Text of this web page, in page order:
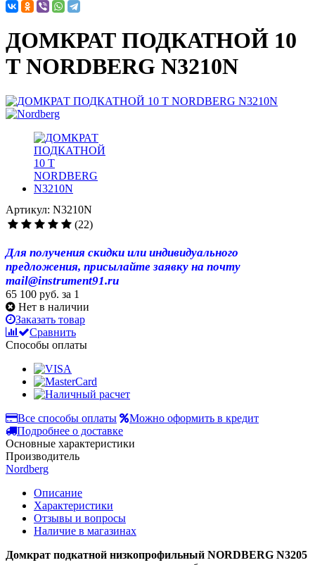
ДОМКРАТ ПОДКАТНОЙ 10
Т NORDBERG N3210N
Артикул: N3210N
(22)
Для получения скидки или индивидуального
предложения, присылайте заявку на почту
mail@instrument91.ru
65 100 руб. за 1
Нет в наличии
Заказать товар
Сравнить
Способы оплаты
Все способы оплаты
Можно оформить в кредит
Подробнее о доставке
Основные характеристики
Производитель
Nordberg
Описание
Характеристики
Отзывы и вопросы
Наличие в магазинах
Домкрат подкатной низкопрофильный NORDBERG N3205